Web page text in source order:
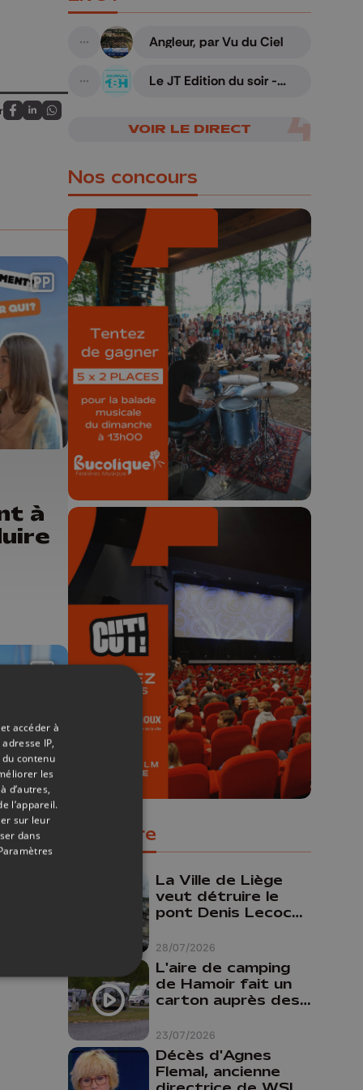
Partagez sur FaceBook
Partagez sur LinkedIn
Partagez sur Whatsapp
à
A suivre
Angleur, par Vu du Ciel
A suivre
Le JT Edition du soir -
VOIR LE DIRECT
Nos concours
🎁 Gagnez 5x2
places pour le
Bucolique Ferrières
Festival 🌿🎶
Concours valable jusqu'au 9 août,
23h59.
🎬 Concours CUT x
Les Grignoux ✨
Concours permanent - 2 places à
gagner chaque semaine !
Populaire
28/07/2026
La Ville de Liège
veut détruire le
pont Denis Lecocq
budget pour le
faire
23/07/2026
L'aire de camping
de Hamoir fait un
carton auprès des
Décès d'Agnes
Flemal, ancienne
accéder à
IP,
contenu
les
d’autres,
l’appareil.
sur leur
dans